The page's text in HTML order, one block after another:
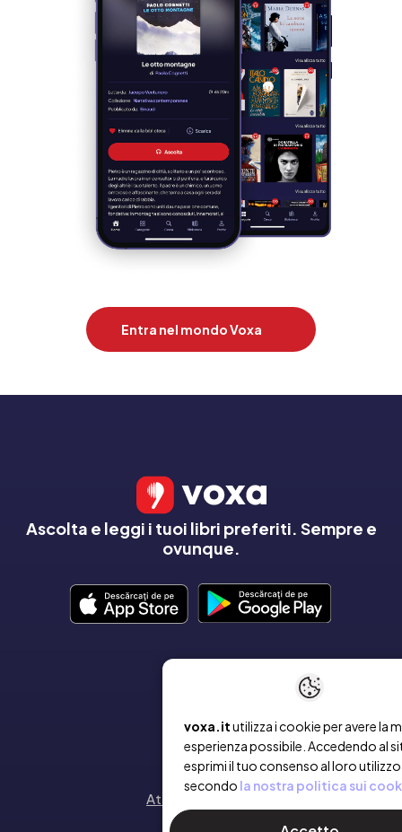
voxa.itutilizza i cookie per avere la
esperienza possibile. Accedendo al
esprimi il tuo consenso al loro utilizzo
secondo la nostra politica sui
Entra nel mondo Voxa
Ascolta e leggi i tuoi libri preferiti. Sempre e
ovunque.
Contatto
Attiva un voucher